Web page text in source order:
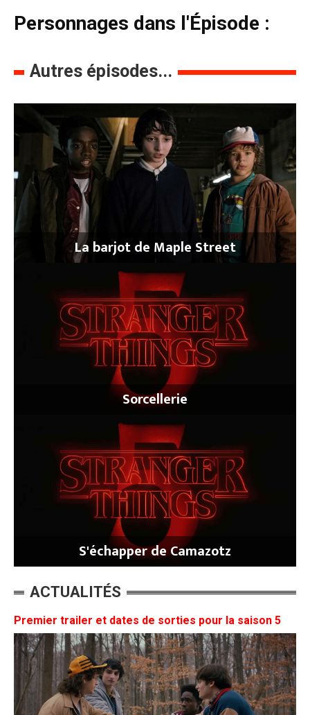
Personnages dans l'Épisode :
Autres épisodes...
La barjot de Maple Street
Sorcellerie
S'échapper de Camazotz
ACTUALITÉS
Premier trailer et dates de sorties pour la saison 5